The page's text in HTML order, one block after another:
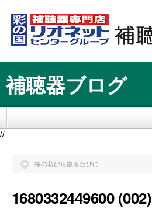
補聴器ブログ
//
桜の花びら散るたびに…
1680332449600 (002)